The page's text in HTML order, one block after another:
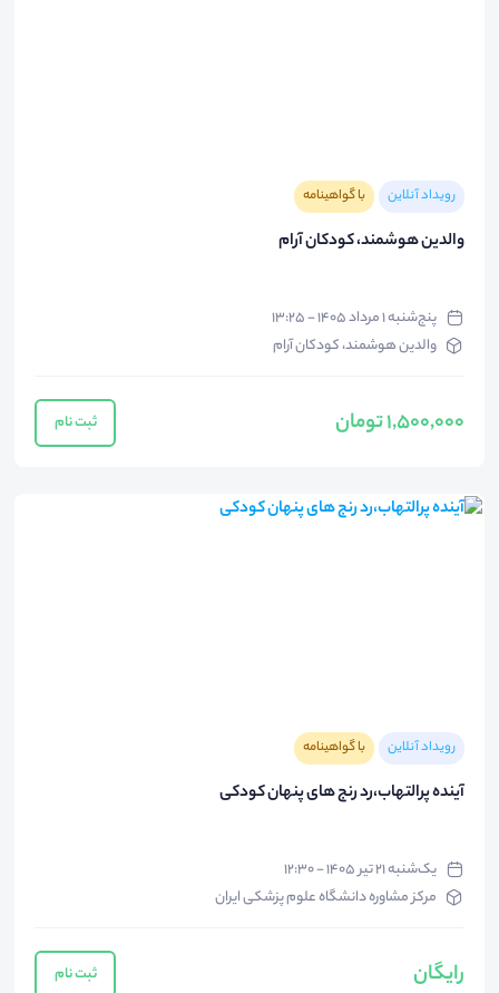
رویداد آنلاین با گواهینامه
والدین هوشمند، کودکان آرام
پنج‌شنبه ۱ مرداد ۱۴۰۵ - ۱۳:۲۵
والدین هوشمند، کودکان آرام
1,500,000 تومان ثبت نام
رویداد آنلاین با گواهینامه
آینده پرالتهاب،رد رنج های پنهان کودکی
یک‌شنبه ۲۱ تیر ۱۴۰۵ - ۱۲:۳۰
مرکز مشاوره دانشگاه علوم پزشکی ایران
رایگان ثبت نام